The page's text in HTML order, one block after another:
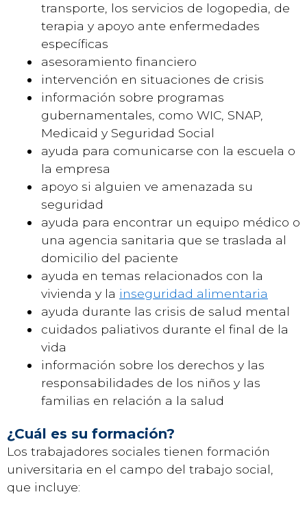
transporte, los servicios de logopedia, de
terapia y apoyo ante enfermedades
específicas
asesoramiento financiero
intervención en situaciones de crisis
información sobre programas
gubernamentales, como WIC, SNAP,
Medicaid y Seguridad Social
ayuda para comunicarse con la escuela o
la empresa
apoyo si alguien ve amenazada su
seguridad
ayuda para encontrar un equipo médico o
una agencia sanitaria que se traslada al
domicilio del paciente
ayuda en temas relacionados con la
vivienda y la inseguridad alimentaria
ayuda durante las crisis de salud mental
cuidados paliativos durante el final de la
vida
información sobre los derechos y las
responsabilidades de los niños y las
familias en relación a la salud
¿Cuál es su formación?
Los trabajadores sociales tienen formación
universitaria en el campo del trabajo social,
que incluye: